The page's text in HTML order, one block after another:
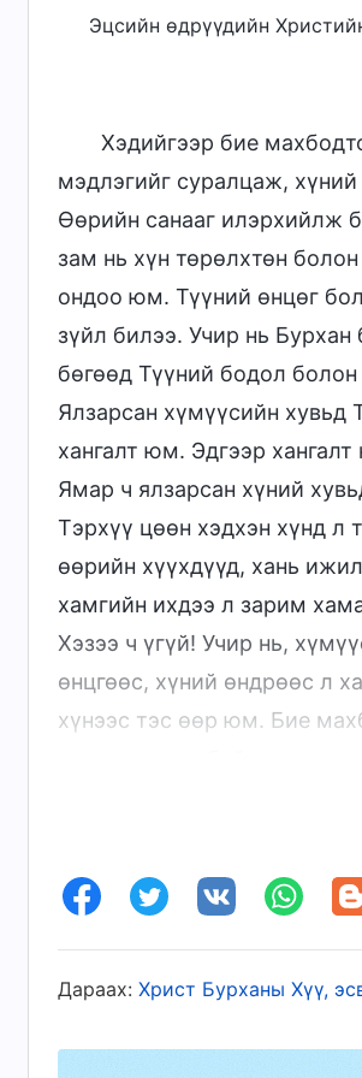
Эцсийн өдрүүдийн
Хэдийгээр бие
мэдлэгийг суралцаж,
Өөрийн санааг илэрхийлж
зам нь хүн төрөлхтөн
ондоо юм. Түүний өнцөг
зүйл билээ. Учир нь
бөгөөд Түүний бодол
Ялзарсан хүмүүсийн хувьд
хангалт юм. Эдгээр
Ямар ч ялзарсан хүний
Тэрхүү цөөн хэдхэн хүнд л
өөрийн хүүхдүүд, хань
хамгийн ихдээ л зарим
Хэзээ ч үгүй! Учир нь,
өнцгөөс, хүний өндрөөс л
хүнээс тэс өөр юм. Бие
болон хүн төрөлхтөнд
хэмээх Өөрийн байр
сэтгэхүйгээр хүн
өндрөөс, ялзарсан хүний
хүний хараагаар л хардаг
хийж чадах цар хүрээн
Дараах: Христ Бурханы Хүү,